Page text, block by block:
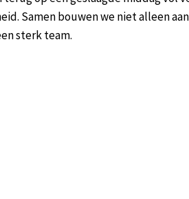
Samen bouwen we niet alleen
sterk team.